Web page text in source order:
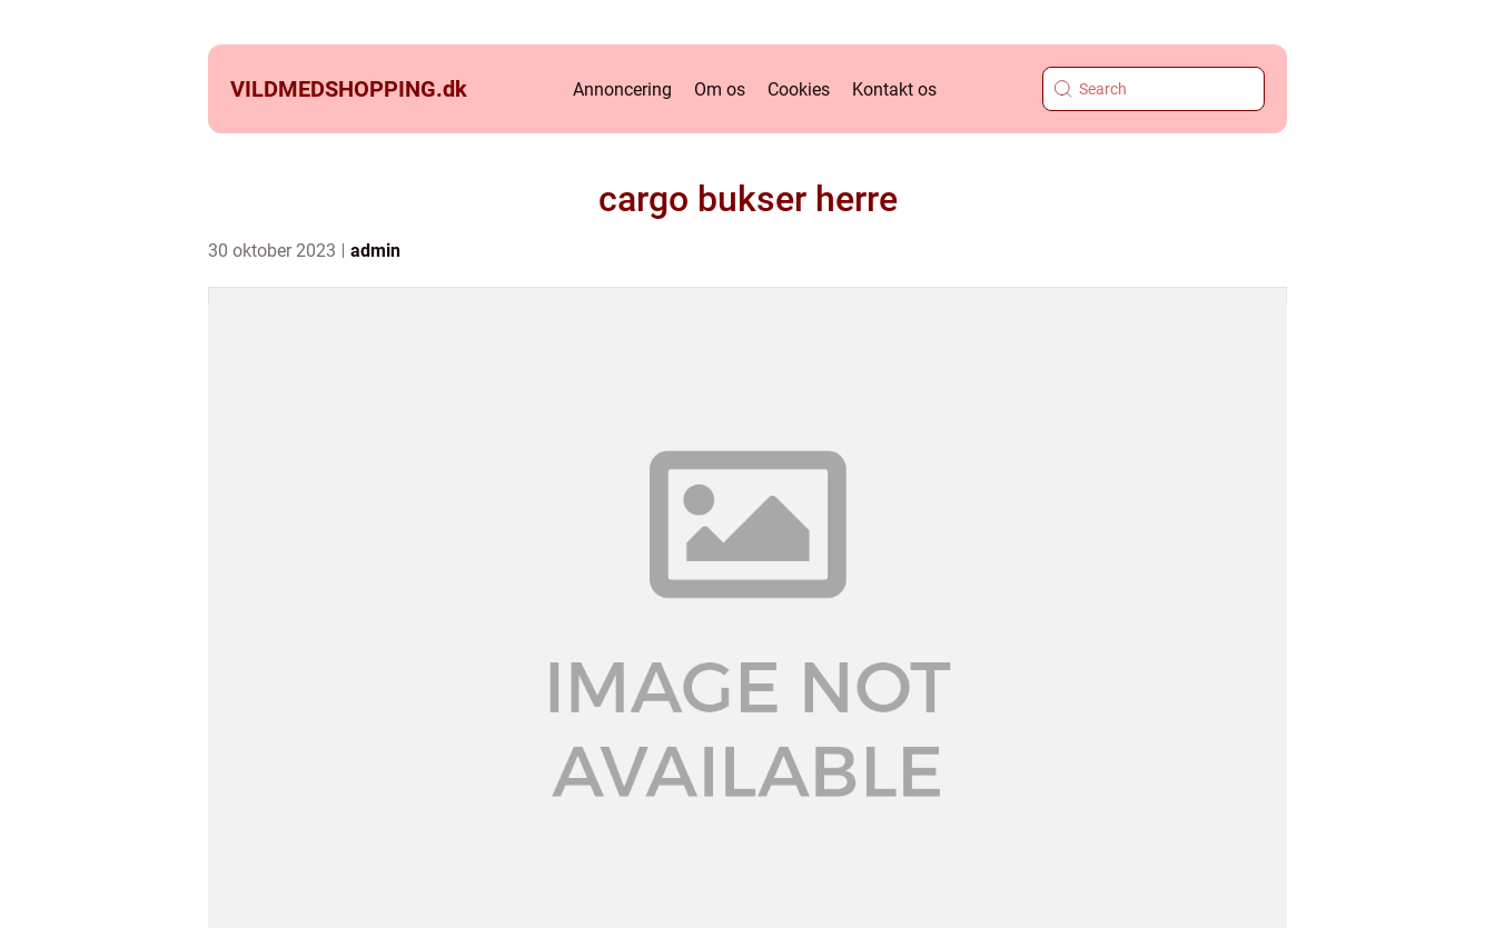
VILDMEDSHOPPING.dk Annoncering Om os Cookies Kontakt os
cargo bukser herre
30 oktober 2023 admin